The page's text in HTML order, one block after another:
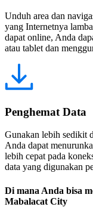
Unduh area dan
yang Internetnya
dapat online, Anda
atau tablet dan
Penghemat Data
Gunakan lebih sedikit
Anda dapat
lebih cepat pada
data yang digunakan
Di mana Anda bisa
Mabalacat City